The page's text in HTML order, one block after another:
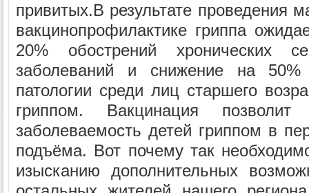
привитых.В результате проведения
вакцинопрофилактике гриппа
20% обострений хронических
заболеваний и снижение на 50%
патологии среди лиц старшего
гриппом. Вакцинация
заболеваемость детей гриппом в
подъёма. Вот почему так
изысканию дополнительных